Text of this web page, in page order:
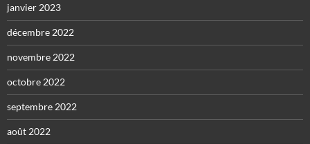
janvier 2023
décembre 2022
novembre 2022
octobre 2022
septembre 2022
août 2022